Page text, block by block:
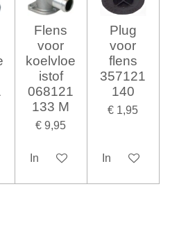
Flens
voor
koelvloe
istof
068121
133 M
€ 9,95
In winkelwagen
Plug
voor
flens
357121
140
€ 1,95
In